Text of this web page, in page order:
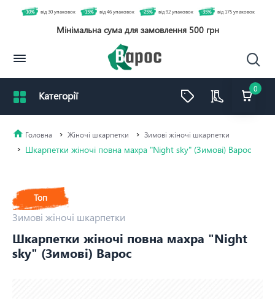
0
-10% від 30 упаковок -15% від 46 упаковок -25% від 92 упаковок -35% від 175 упаковок
Мінімальна сума для замовлення 500 грн
Жіночі шкарпетки Зимові жіночі шкарпетки
Шкарпетки жіночі повна махра "Night sky" (Зимові) Варос
Топ
Зимові жіночі шкарпетки
Шкарпетки жіночі повна махра "Night
sky" (Зимові) Варос